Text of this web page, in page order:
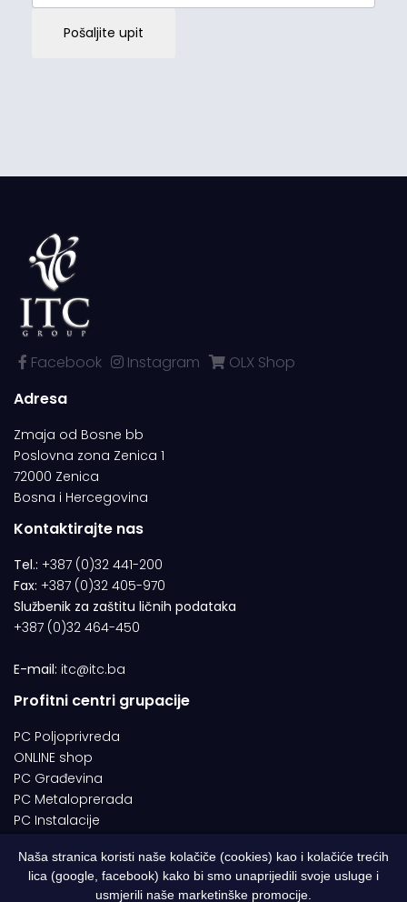
Pošaljite upit
Facebook Instagram
OLX Shop
Adresa
Zmaja od Bosne bb
Poslovna zona Zenica 1
72000 Zenica
Bosna i Hercegovina
Kontaktirajte nas
Tel.: +387 (0)32 441-200
Fax: +387 (0)32 405-970
Službenik za zaštitu ličnih podataka
+387 (0)32 464-450
E-mail: itc@itc.ba
Profitni centri grupacije
PC Poljoprivreda
ONLINE shop
PC Građevina
PC Metaloprerada
PC Instalacije
© 1994-2026 | ITC d.o.o. Zenica. Sva prava pridržana | Designed by
Naša stranica koristi naše kolačiče (cookies) kao i kolačiće trećih
lica (google, facebook) kako bi smo unaprijedili svoje usluge i
usmjerili naše marketinške promocije.